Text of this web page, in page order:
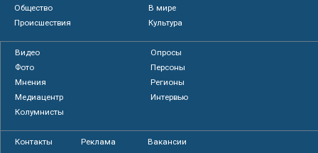
Общество
В мире
Происшествия
Культура
Видео
Опросы
Фото
Персоны
Мнения
Регионы
Медиацентр
Интервью
Колумнисты
Контакты Реклама Вакансии